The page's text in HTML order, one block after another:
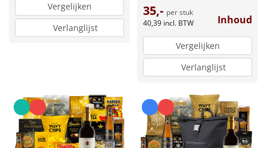
Vergelijken
Verlanglijst
35,- per stuk
40,39 incl. BTW Inhoud
Vergelijken
Verlanglijst